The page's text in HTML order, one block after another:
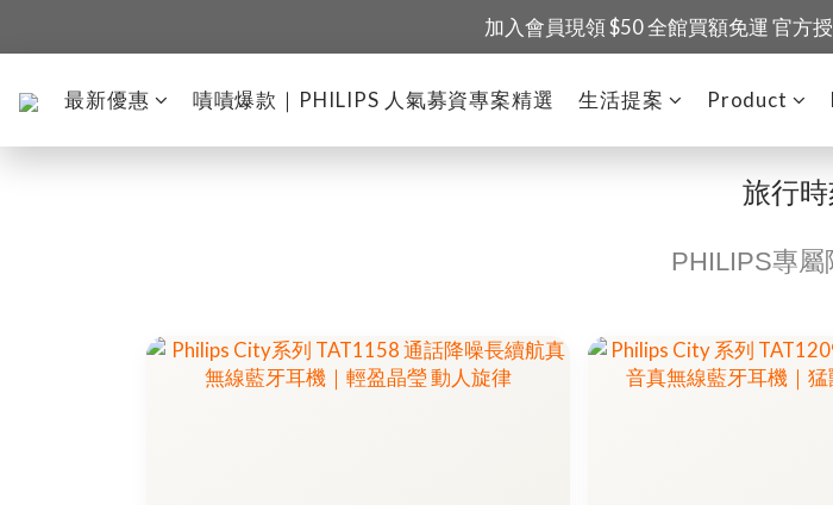
加入會員現領 $50 全館買額免運 官方
最新優惠 嘖嘖爆款｜PHILIPS 人氣募資專案精選 生活提案 Product
旅行
PHILIPS專屬